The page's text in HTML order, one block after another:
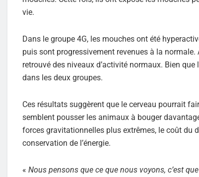
vie.
Dans le groupe 4G, les mouches ont été
puis sont progressivement revenues à la
retrouvé des niveaux d’activité normaux. Bien
dans les deux groupes.
Ces résultats suggèrent que le cerveau pourrait
semblent pousser les animaux à bouger
forces gravitationnelles plus extrêmes, le coût du
conservation de l’énergie.
« Nous pensons que ce que nous voyons, c’est